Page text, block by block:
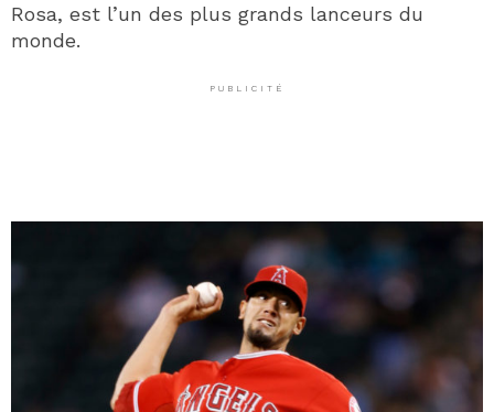
Rosa, est l’un des plus grands lanceurs du
monde.
PUBLICITÉ